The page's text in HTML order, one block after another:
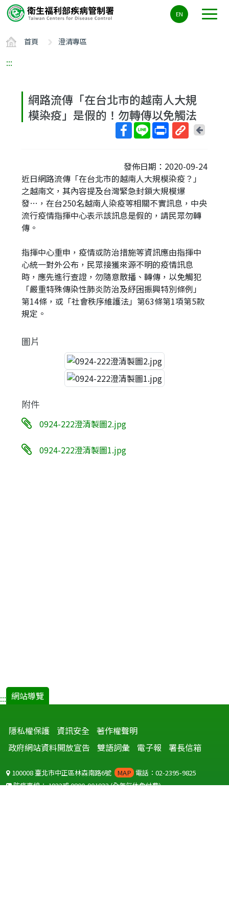
要
容
ALT+C
EN
首頁 澄清專區
:::
網路流傳「在台北市的越南人大規
模染疫」是假的！勿轉傳以免觸法
短
網
址
回
頁
發佈日期：2020-09-24
近日網路流傳「在台北市的越南人大規模染疫？」
之越南文，其內容提及台灣緊急封鎖大規模爆
發…，在台250名越南人染疫等相關不實訊息，中央
流行疫情指揮中心表示該訊息是假的，請民眾勿轉
傳。
指揮中心重申，疫情或防治措施等資訊應由指揮中
心統一對外公布，民眾接獲來源不明的疫情訊息
時，應先進行查證，勿隨意散播、轉傳，以免觸犯
「嚴重特殊傳染性肺炎防治及紓困振興特別條例」
第14條，或「社會秩序維護法」第63條第1項第5款
規定。
圖片
附件
0924-222澄清製圖2.jpg
0924-222澄清製圖1.jpg
::: 網站導覽
隱私權保護 資訊安全 著作權聲明
政府網站資料開放宣告
雙語詞彙 電子報 署長信箱
100008 臺北市中正區林森南路6號 MAP 電話：02-2395-9825
防疫專線：1922或0800-001922(全年無休免付費)